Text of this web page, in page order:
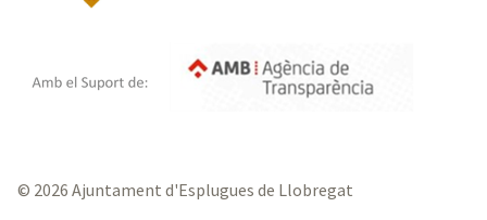
© 2026 Ajuntament d'Esplugues de Llobregat